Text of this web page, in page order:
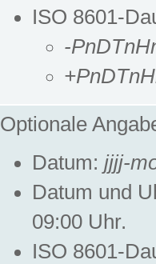
ISO 8601-
-
Optionale
Datum: jjjj-
Datum und
09:00 Uhr.
ISO 8601-